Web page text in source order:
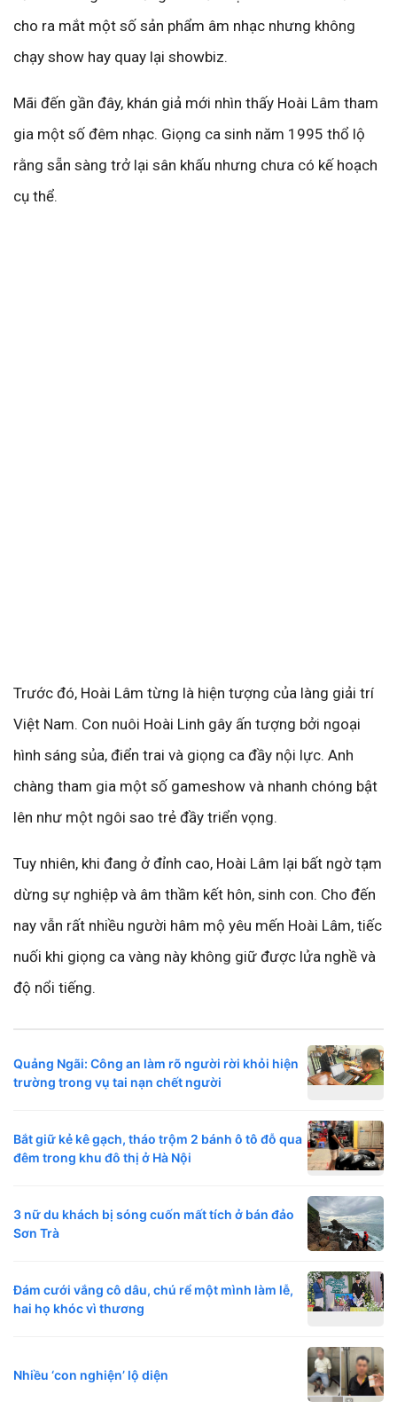
cho ra mắt một số sản phẩm âm nhạc nhưng không
chạy show hay quay lại showbiz.
Mãi đến gần đây, khán giả mới nhìn thấy Hoài Lâm tham
gia một số đêm nhạc. Giọng ca sinh năm 1995 thổ lộ
rằng sẵn sàng trở lại sân khấu nhưng chưa có kế hoạch
cụ thể.
Trước đó, Hoài Lâm từng là hiện tượng của làng giải trí
Việt Nam. Con nuôi Hoài Linh gây ấn tượng bởi ngoại
hình sáng sủa, điển trai và giọng ca đầy nội lực. Anh
chàng tham gia một số gameshow và nhanh chóng bật
lên như một ngôi sao trẻ đầy triển vọng.
Tuy nhiên, khi đang ở đỉnh cao, Hoài Lâm lại bất ngờ tạm
dừng sự nghiệp và âm thầm kết hôn, sinh con. Cho đến
nay vẫn rất nhiều người hâm mộ yêu mến Hoài Lâm, tiếc
nuối khi giọng ca vàng này không giữ được lửa nghề và
độ nổi tiếng.
Quảng Ngãi: Công an làm rõ người rời khỏi hiện
trường trong vụ tai nạn chết người
Bắt giữ kẻ kê gạch, tháo trộm 2 bánh ô tô đỗ qua
đêm trong khu đô thị ở Hà Nội
3 nữ du khách bị sóng cuốn mất tích ở bán đảo
Sơn Trà
Đám cưới vắng cô dâu, chú rể một mình làm lễ,
hai họ khóc vì thương
Nhiều ‘con nghiện’ lộ diện